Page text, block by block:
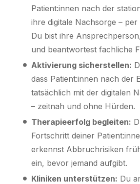
Patient:innen nach der
ihre digitale Nachsorge –
Du bist ihre
und beantwortest fachliche
Aktivierung sicherstellen:
dass Patient:innen nach der
tatsächlich mit der digitalen
– zeitnah und ohne Hürden.
Therapieerfolg begleiten:
Fortschritt deiner
erkennst Abbruchrisiken
ein, bevor jemand aufgibt.
Kliniken unterstützen: Du